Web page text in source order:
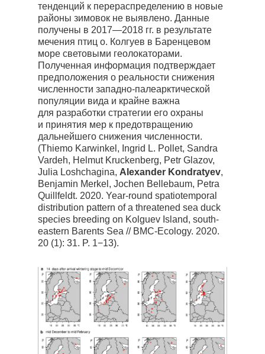
тенденций к перераспределению в новые
районы зимовок не выявлено. Данные
получены в 2017—2018 гг. в результате
мечения птиц о. Колгуев в Баренцевом
море световыми геолокаторами.
Полученная информация подтверждает
предположения о реальности снижения
численности западно-палеарктической
популяции вида и крайне важна
для разработки стратегии его охраны
и принятия мер к предотвращению
дальнейшего снижения численности.
(Thiemo Karwinkel, Ingrid L. Pollet, Sandra
Vardeh, Helmut Kruckenberg, Petr Glazov,
Julia Loshchagina, Alexander Kondratyev,
Benjamin Merkel, Jochen Bellebaum, Petra
Quillfeldt. 2020. Year-round spatiotemporal
distribution pattern of a threatened sea duck
species breeding on Kolguev Island, south-
eastern Barents Sea // BMC-Ecology. 2020.
20 (1): 31. P. 1−13).